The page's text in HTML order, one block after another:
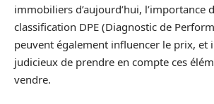
immobiliers d’aujourd’hui, l’importance
classification DPE (Diagnostic de
peuvent également influencer le prix, et
judicieux de prendre en compte ces
vendre.